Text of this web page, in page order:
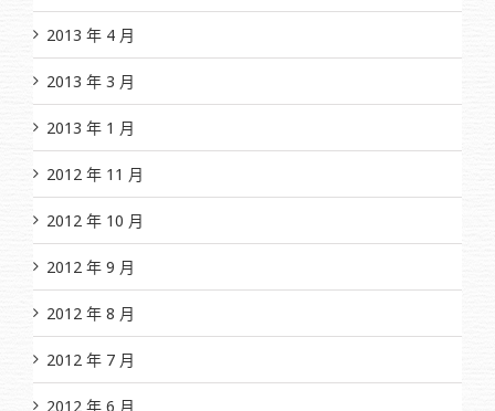
2013 年 4 月
2013 年 3 月
2013 年 1 月
2012 年 11 月
2012 年 10 月
2012 年 9 月
2012 年 8 月
2012 年 7 月
2012 年 6 月